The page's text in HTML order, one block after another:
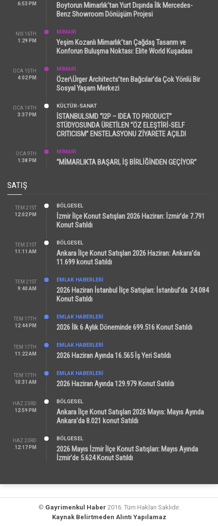
6:53 PM
Boytorun Mimarlık’tan Yurt Dışında İlk Mercedes-
Benz Showroom Dönüşüm Projesi
NIS 16TH
1:29 PM
MİMARİ
Yeşim Kozanlı Mimarlık’tan Çağdaş Tasarım ve
Konforun Buluşma Noktası: Elite World Kuşadası
OCA 15TH
4:02 PM
MİMARİ
Özer\Ürger Architects’ten Bağcılar’da Çok Yönlü Bir
Sosyal Yaşam Merkezi
OCA 14TH
3:37 PM
KÜLTÜR-SANAT
İSTANBULSMD “I2P – IDEA TO PRODUCT”
STÜDYOSUNDA ÜRETİLEN “ÖZ ELEŞTİRİ-SELF
CRITICISM” ENSTELASYONU ZİYARETE AÇILDI
OCA 9TH
1:38 PM
MİMARİ
“MİMARLIKTA BAŞARI, İŞ BİRLİĞİNDEN GEÇİYOR”
SATIŞ
TEM 21ST
12:02 PM
BÖLGESEL
İzmir İlçe Konut Satışları 2026 Haziran: İzmir’de 7.791
Konut Satıldı
TEM 21ST
11:11 AM
BÖLGESEL
Ankara İlçe Konut Satışları 2026 Haziran: Ankara’da
11.699 konut Satıldı
TEM 21ST
9:40 AM
EMLAK HABERLERI
2026 Haziran İstanbul İlçe Satışları: İstanbul’da 24.084
Konut Satıldı
TEM 17TH
12:44 PM
EMLAK HABERLERI
2026 İlk 6 Aylık Döneminde 699.516 Konut Satıldı
TEM 17TH
11:22 AM
EMLAK HABERLERI
2026 Haziran Ayında 16.565 İş Yeri Satıldı
TEM 17TH
10:31 AM
EMLAK HABERLERI
2026 Haziran Ayında 129.979 Konut Satıldı
HAZ 23RD
12:59 PM
BÖLGESEL
Ankara İlçe Konut Satışları 2026 Mayıs: Mayıs Ayında
Ankara’da 8.021 konut Satıldı
HAZ 23RD
12:17 PM
BÖLGESEL
2026 Mayıs İzmir İlçe Konut Satışları: Mayıs Ayında
İzmir’de 5.624 Konut Satıldı
© Gayrimenkul Haber 2016. Tüm Hakları Saklıdır.
Kaynak Belirtmeden Alıntı Yapılamaz